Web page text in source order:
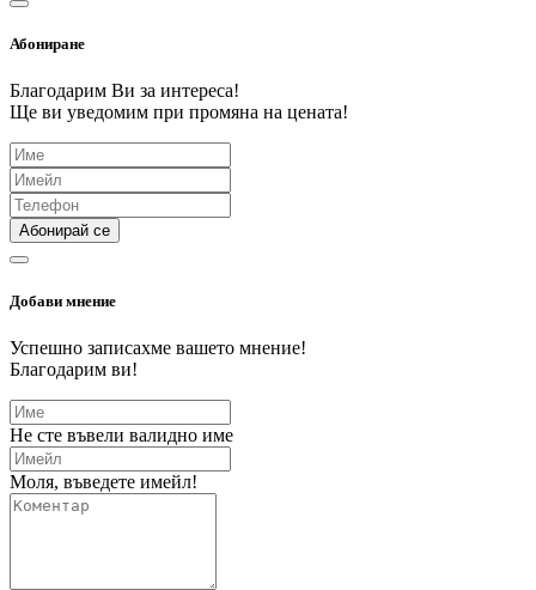
Абониране
Благодарим Ви за интереса!
Ще ви уведомим при промяна на цената!
Абонирай се
Добави мнение
Успешно записахме вашето мнение!
Благодарим ви!
Не сте въвели валидно име
Моля, въведете имейл!